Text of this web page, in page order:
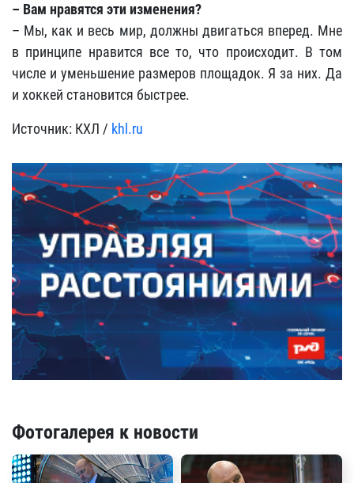
– Вам нравятся эти изменения?
– Мы, как и весь мир, должны двигаться вперед. Мне
в принципе нравится все то, что происходит. В том
числе и уменьшение размеров площадок. Я за них. Да
и хоккей становится быстрее.
Источник: КХЛ / khl.ru
Фотогалерея к новости